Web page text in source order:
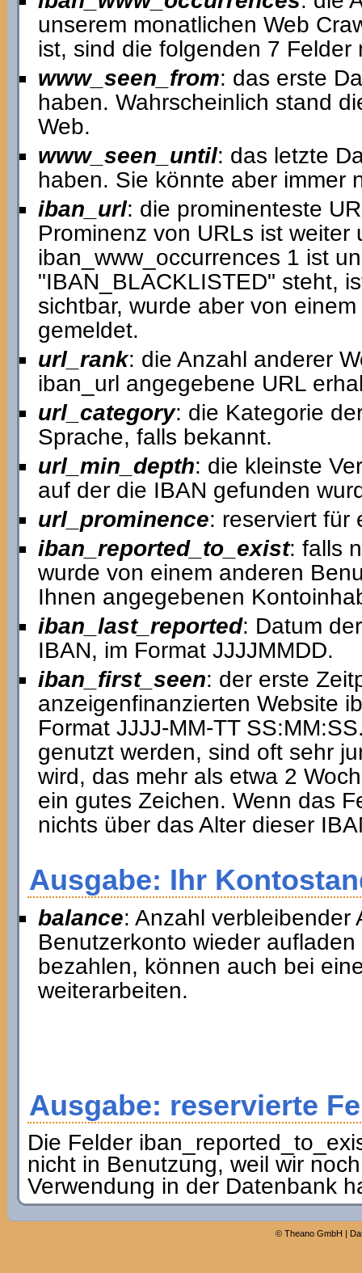
unserem monatlichen Web
ist, sind die folgenden 7 Felder
www_seen_from: das erste
haben. Wahrscheinlich stand
Web.
www_seen_until: das letzte
haben. Sie könnte aber immer
iban_url: die prominenteste
Prominenz von URLs ist weiter
iban_www_occurrences 1 ist
"IBAN_BLACKLISTED" steht,
sichtbar, wurde aber von
gemeldet.
url_rank: die Anzahl anderer
iban_url angegebene URL
url_category: die Kategorie
Sprache, falls bekannt.
url_min_depth: die kleinste
auf der die IBAN gefunden
url_prominence: reserviert für
iban_reported_to_exist: falls
wurde von einem anderen
Ihnen angegebenen
iban_last_reported: Datum
IBAN, im Format JJJJMMDD.
iban_first_seen: der erste
anzeigenfinanzierten Website
Format JJJJ-MM-TT
genutzt werden, sind oft sehr
wird, das mehr als etwa 2
ein gutes Zeichen. Wenn das
nichts über das Alter dieser
Ausgabe: Ihr
balance: Anzahl verbleibender
Benutzerkonto wieder
bezahlen, können auch bei
weiterarbeiten.
Ausgabe: reservierte
Die Felder
nicht in Benutzung, weil wir
Verwendung in der Datenbank
© Theano GmbH |